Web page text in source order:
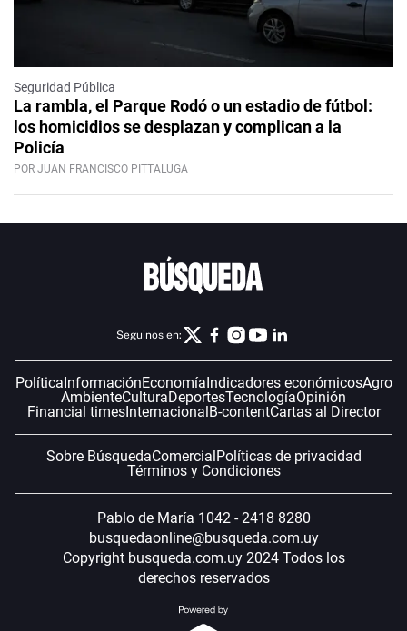
Seguridad Pública
La rambla, el Parque Rodó o un estadio de fútbol:
los homicidios se desplazan y complican a la
Policía
POR JUAN FRANCISCO PITTALUGA
Seguinos en:
PolíticaInformaciónEconomíaIndicadores económicosAgro
AmbienteCulturaDeportesTecnologíaOpinión
Financial timesInternacionalB-contentCartas al Director
Sobre BúsquedaComercialPolíticas de privacidad
Términos y Condiciones
Pablo de María 1042 - 2418 8280
busquedaonline@busqueda.com.uy
Copyright busqueda.com.uy 2024 Todos los
derechos reservados